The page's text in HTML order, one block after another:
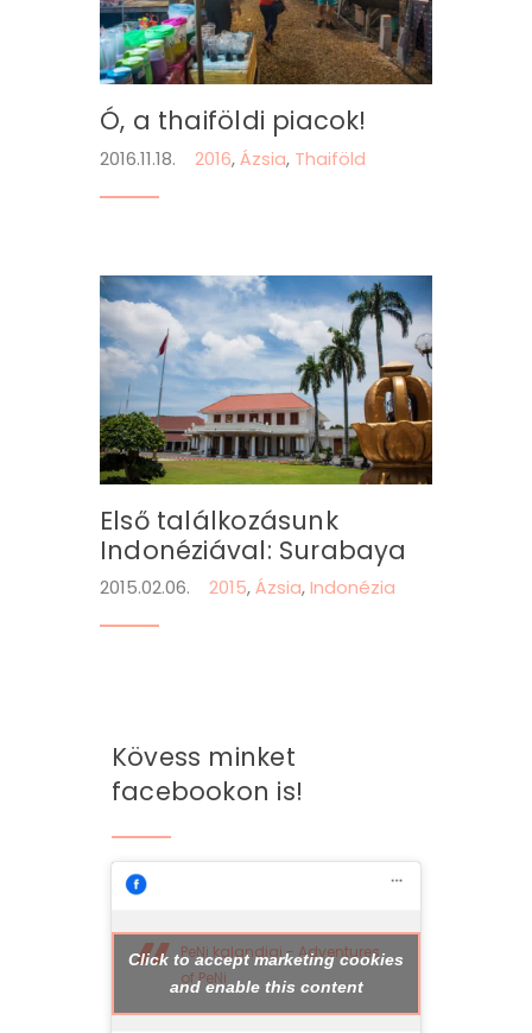
Ó, a thaiföldi piacok!
2016.11.18. 2016,Ázsia, Thaiföld
Első találkozásunk
Indonéziával: Surabaya
2015.02.06. 2015,Ázsia,Indonézia
Kövess minket
facebookon is!
PeNi kalandjai - Adventures
of PeNi
Click to accept marketing cookies
and enable this content